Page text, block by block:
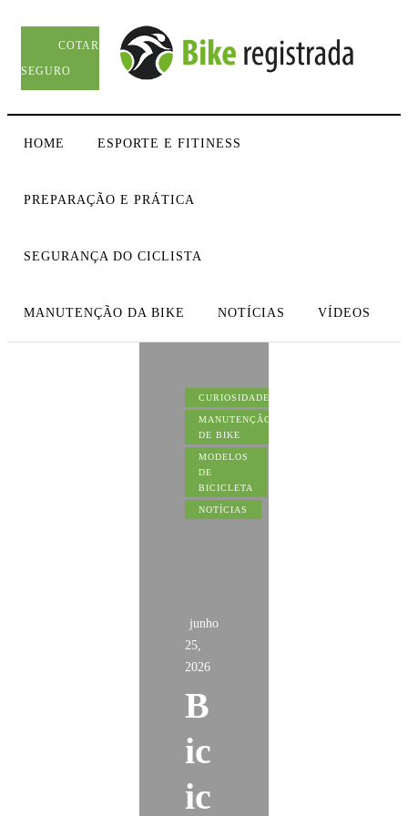
COTAR
SEGURO
HOME ESPORTE E FITINESS
PREPARAÇÃO E PRÁTICA
SEGURANÇA DO CICLISTA
MANUTENÇÃO DA BIKE NOTÍCIAS VÍDEOS
CURIOSIDADE
MANUTENÇÃO
DE BIKE
MODELOS
DE
BICICLETA
NOTÍCIAS
junho
25,
2026
B
ic
ic